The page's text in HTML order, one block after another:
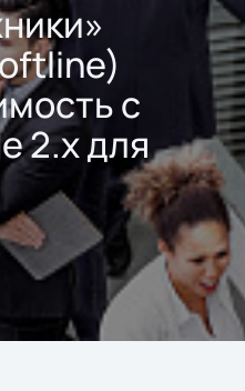
с
2.x для